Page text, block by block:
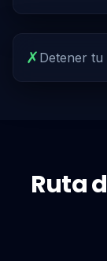
✗ Detener
Ruta